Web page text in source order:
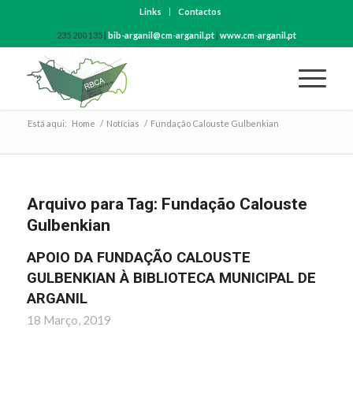
Links Contactos
235 200 135 | bib-arganil@cm-arganil.pt| www.cm-arganil.pt
Está aqui: Home / Notícias / Fundação Calouste Gulbenkian
Arquivo para Tag: Fundação Calouste
Gulbenkian
APOIO DA FUNDAÇÃO CALOUSTE
GULBENKIAN À BIBLIOTECA MUNICIPAL DE
ARGANIL
18 Março, 2019